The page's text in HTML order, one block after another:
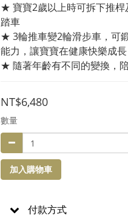
★ 寶寶2歲以上時可拆下推桿
踏車
★ 3輪推車變2輪滑步車，可
能力，讓寶寶在健康快樂成長
★ 隨著年齡有不同的變換，
NT$6,480
數量
加入購物車
付款方式